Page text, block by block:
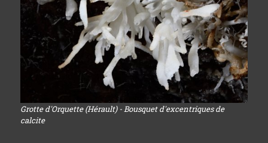
Grotte d'Orquette (Hérault) - Bousquet d'excentriques de
calcite